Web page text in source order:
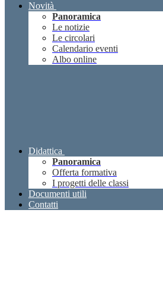
Novità
Panoramica
Le notizie
Le circolari
Calendario eventi
Albo online
Didattica
Panoramica
Offerta formativa
I progetti delle classi
Documenti utili
Contatti